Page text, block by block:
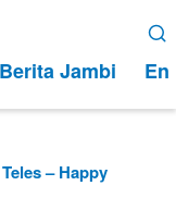
Berita Jambi
– Happy